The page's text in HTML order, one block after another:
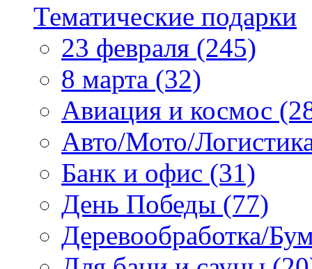
Тематические подарки
23 февраля (245)
8 марта (32)
Авиация и космос
Авто/Мото/
Банк и офис (31)
День Победы (77)
Деревообработка/